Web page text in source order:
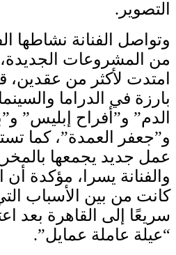
التصوير.
وتواصل الفنانة نشاطها
من المشروعات
امتدت لأكثر من عقدين،
بارزة في الدراما
الدم” و”أفراح إبليس”
و”جعفر العمدة”، كما
عمل جديد يجمعها
والفنانة يسرا، مؤكدة أن
كانت من بين الأسباب
سريعًا إلى القاهرة بعد
“عيلة عاملة عمايل”.